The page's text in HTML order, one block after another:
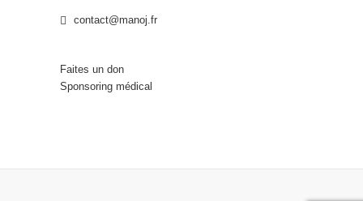
contact@manoj.fr
Faites un don
Sponsoring médical